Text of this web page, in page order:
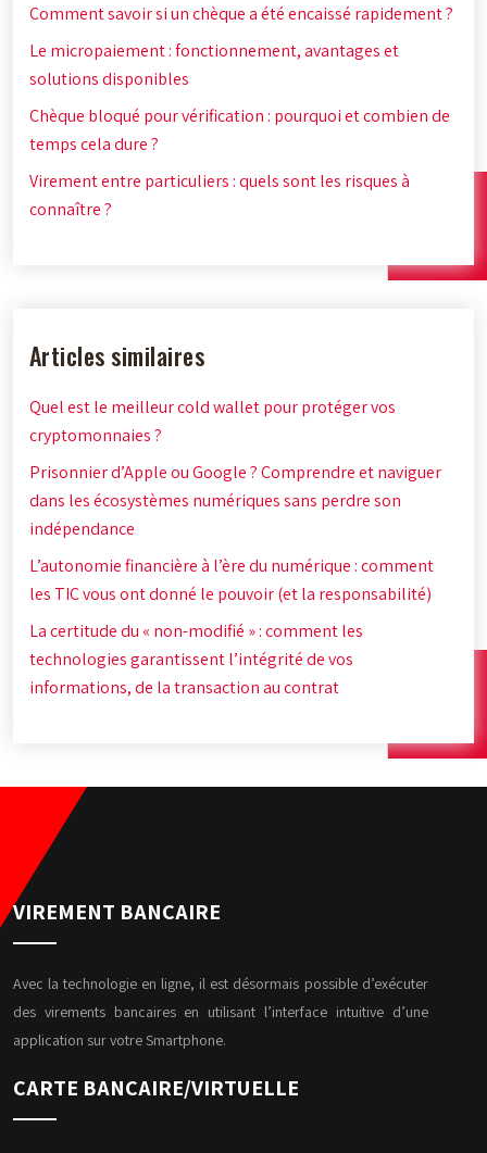
Comment savoir si un chèque a été encaissé rapidement ?
Le micropaiement : fonctionnement, avantages et
solutions disponibles
Chèque bloqué pour vérification : pourquoi et combien de
temps cela dure ?
Virement entre particuliers : quels sont les risques à
connaître ?
Articles similaires
Quel est le meilleur cold wallet pour protéger vos
cryptomonnaies ?
Prisonnier d’Apple ou Google ? Comprendre et naviguer
dans les écosystèmes numériques sans perdre son
indépendance
L’autonomie financière à l’ère du numérique : comment
les TIC vous ont donné le pouvoir (et la responsabilité)
La certitude du « non-modifié » : comment les
technologies garantissent l’intégrité de vos
informations, de la transaction au contrat
VIREMENT BANCAIRE
Avec la technologie en ligne, il est désormais possible d’exécuter
des virements bancaires en utilisant l’interface intuitive d’une
application sur votre Smartphone.
CARTE BANCAIRE/VIRTUELLE